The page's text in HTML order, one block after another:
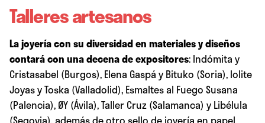
Talleres artesanos
La joyería con su diversidad en materiales y diseños
contará con una decena de expositores: Indómita y
Cristasabel (Burgos), Elena Gaspá y Bituko (Soria), Iolite
Joyas y Toska (Valladolid), Esmaltes al Fuego Susana
(Palencia), ØY (Ávila), Taller Cruz (Salamanca) y Libélula